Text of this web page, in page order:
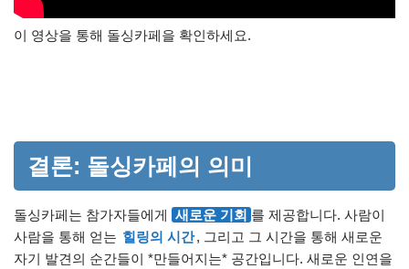
이 영상을 통해 돌싱카페을 확인하세요.
결론: 돌싱카페의 의미
돌싱카페는 참가자들에게 새로운 기회 를 제공합니다. 사람이
사람을 통해 얻는 힐링의 시간, 그리고 그 시간을 통해 새로운
자기 발견의 순간들이 *만들어지는* 공간입니다. 새로운 인연을